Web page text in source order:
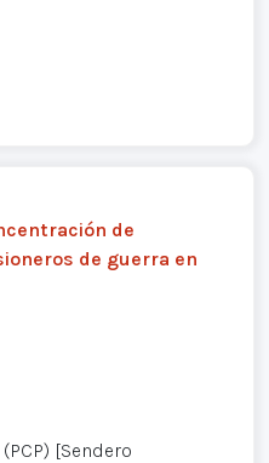
de
de guerra en
[Sendero